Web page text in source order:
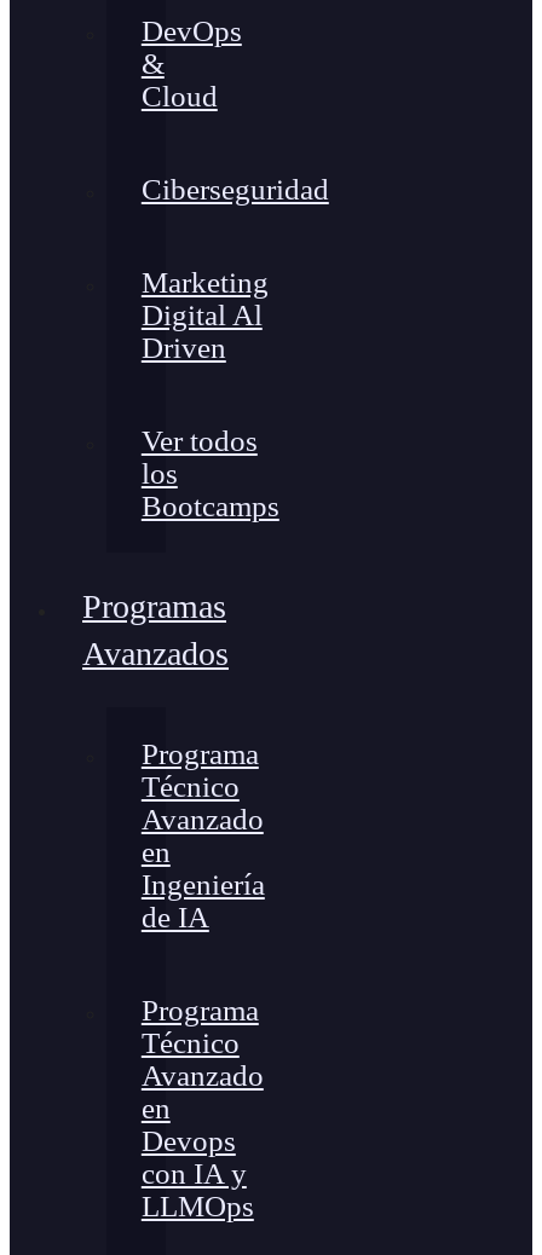
DevOps
&
Cloud
Ciberseguridad
Marketing
Digital Al
Driven
Ver todos
los
Bootcamps
Programas
Avanzados
Programa
Técnico
Avanzado
en
Ingeniería
de IA
Programa
Técnico
Avanzado
en
Devops
con IA y
LLMOps